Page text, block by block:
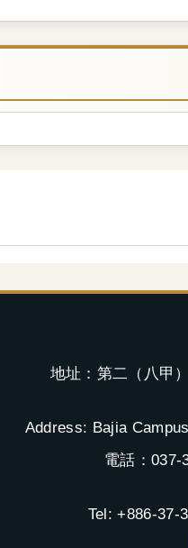
地址：第二（八甲
Address: Bajia
電話：
Tel: +886-37-